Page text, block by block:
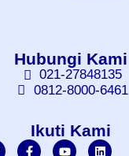
Hubungi Kami
021-27848135
0812-8000-6461
Ikuti Kami